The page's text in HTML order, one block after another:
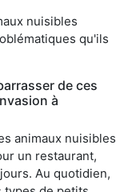
nuisibles
qu'ils
de ces
à
animaux nuisibles
un restaurant,
Au quotidien,